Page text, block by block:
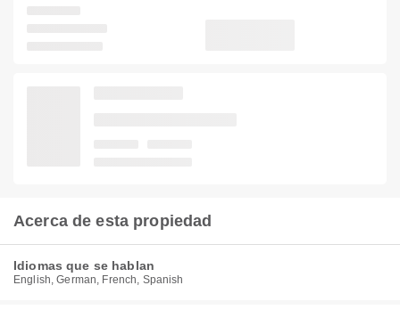
Acerca de esta propiedad
Idiomas que se hablan
English, German, French, Spanish